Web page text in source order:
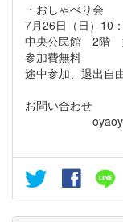
・おしゃべり会
7月26日（日）10
中央公民館 2階
参加費無料
途中参加、退出自
お問い合わせ